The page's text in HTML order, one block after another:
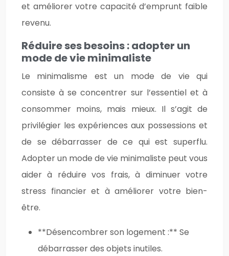
et améliorer votre capacité d’emprunt faible
revenu.
Réduire ses besoins : adopter un
mode de vie minimaliste
Le minimalisme est un mode de vie qui
consiste à se concentrer sur l’essentiel et à
consommer moins, mais mieux. Il s’agit de
privilégier les expériences aux possessions et
de se débarrasser de ce qui est superflu.
Adopter un mode de vie minimaliste peut vous
aider à réduire vos frais, à diminuer votre
stress financier et à améliorer votre bien-
être.
**Désencombrer son logement :** Se
débarrasser des objets inutiles.